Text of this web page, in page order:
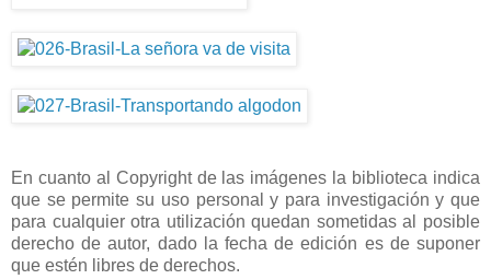
En cuanto al Copyright de las imágenes la biblioteca indica
que se permite su uso personal y para investigación y que
para cualquier otra utilización quedan sometidas al posible
derecho de autor, dado la fecha de edición es de suponer
que estén libres de derechos.